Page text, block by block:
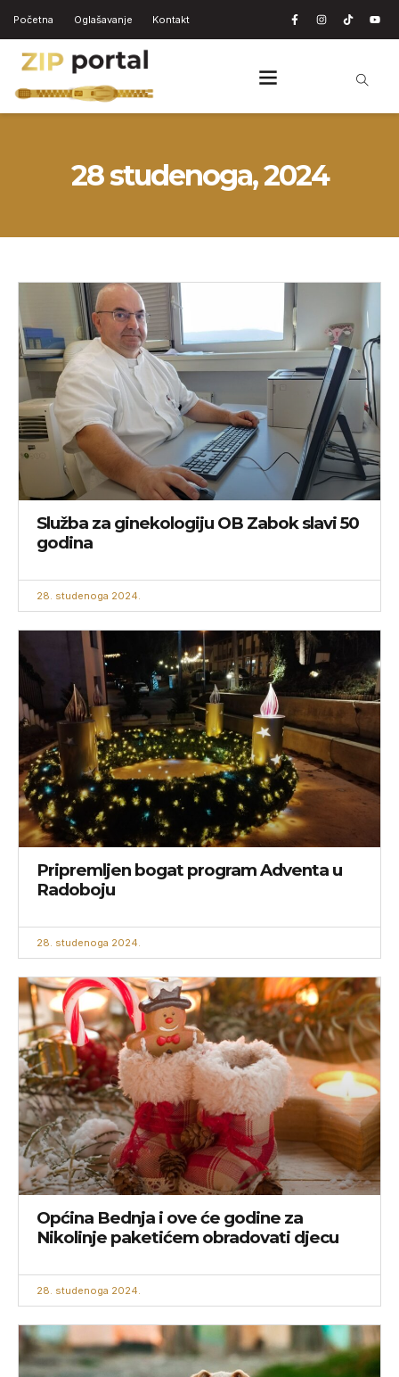
Početna Oglašavanje Kontakt
28 studenoga, 2024
Služba za ginekologiju OB Zabok slavi 50
godina
28. studenoga 2024.
Pripremljen bogat program Adventa u
Radoboju
28. studenoga 2024.
Općina Bednja i ove će godine za
Nikolinje paketićem obradovati djecu
28. studenoga 2024.